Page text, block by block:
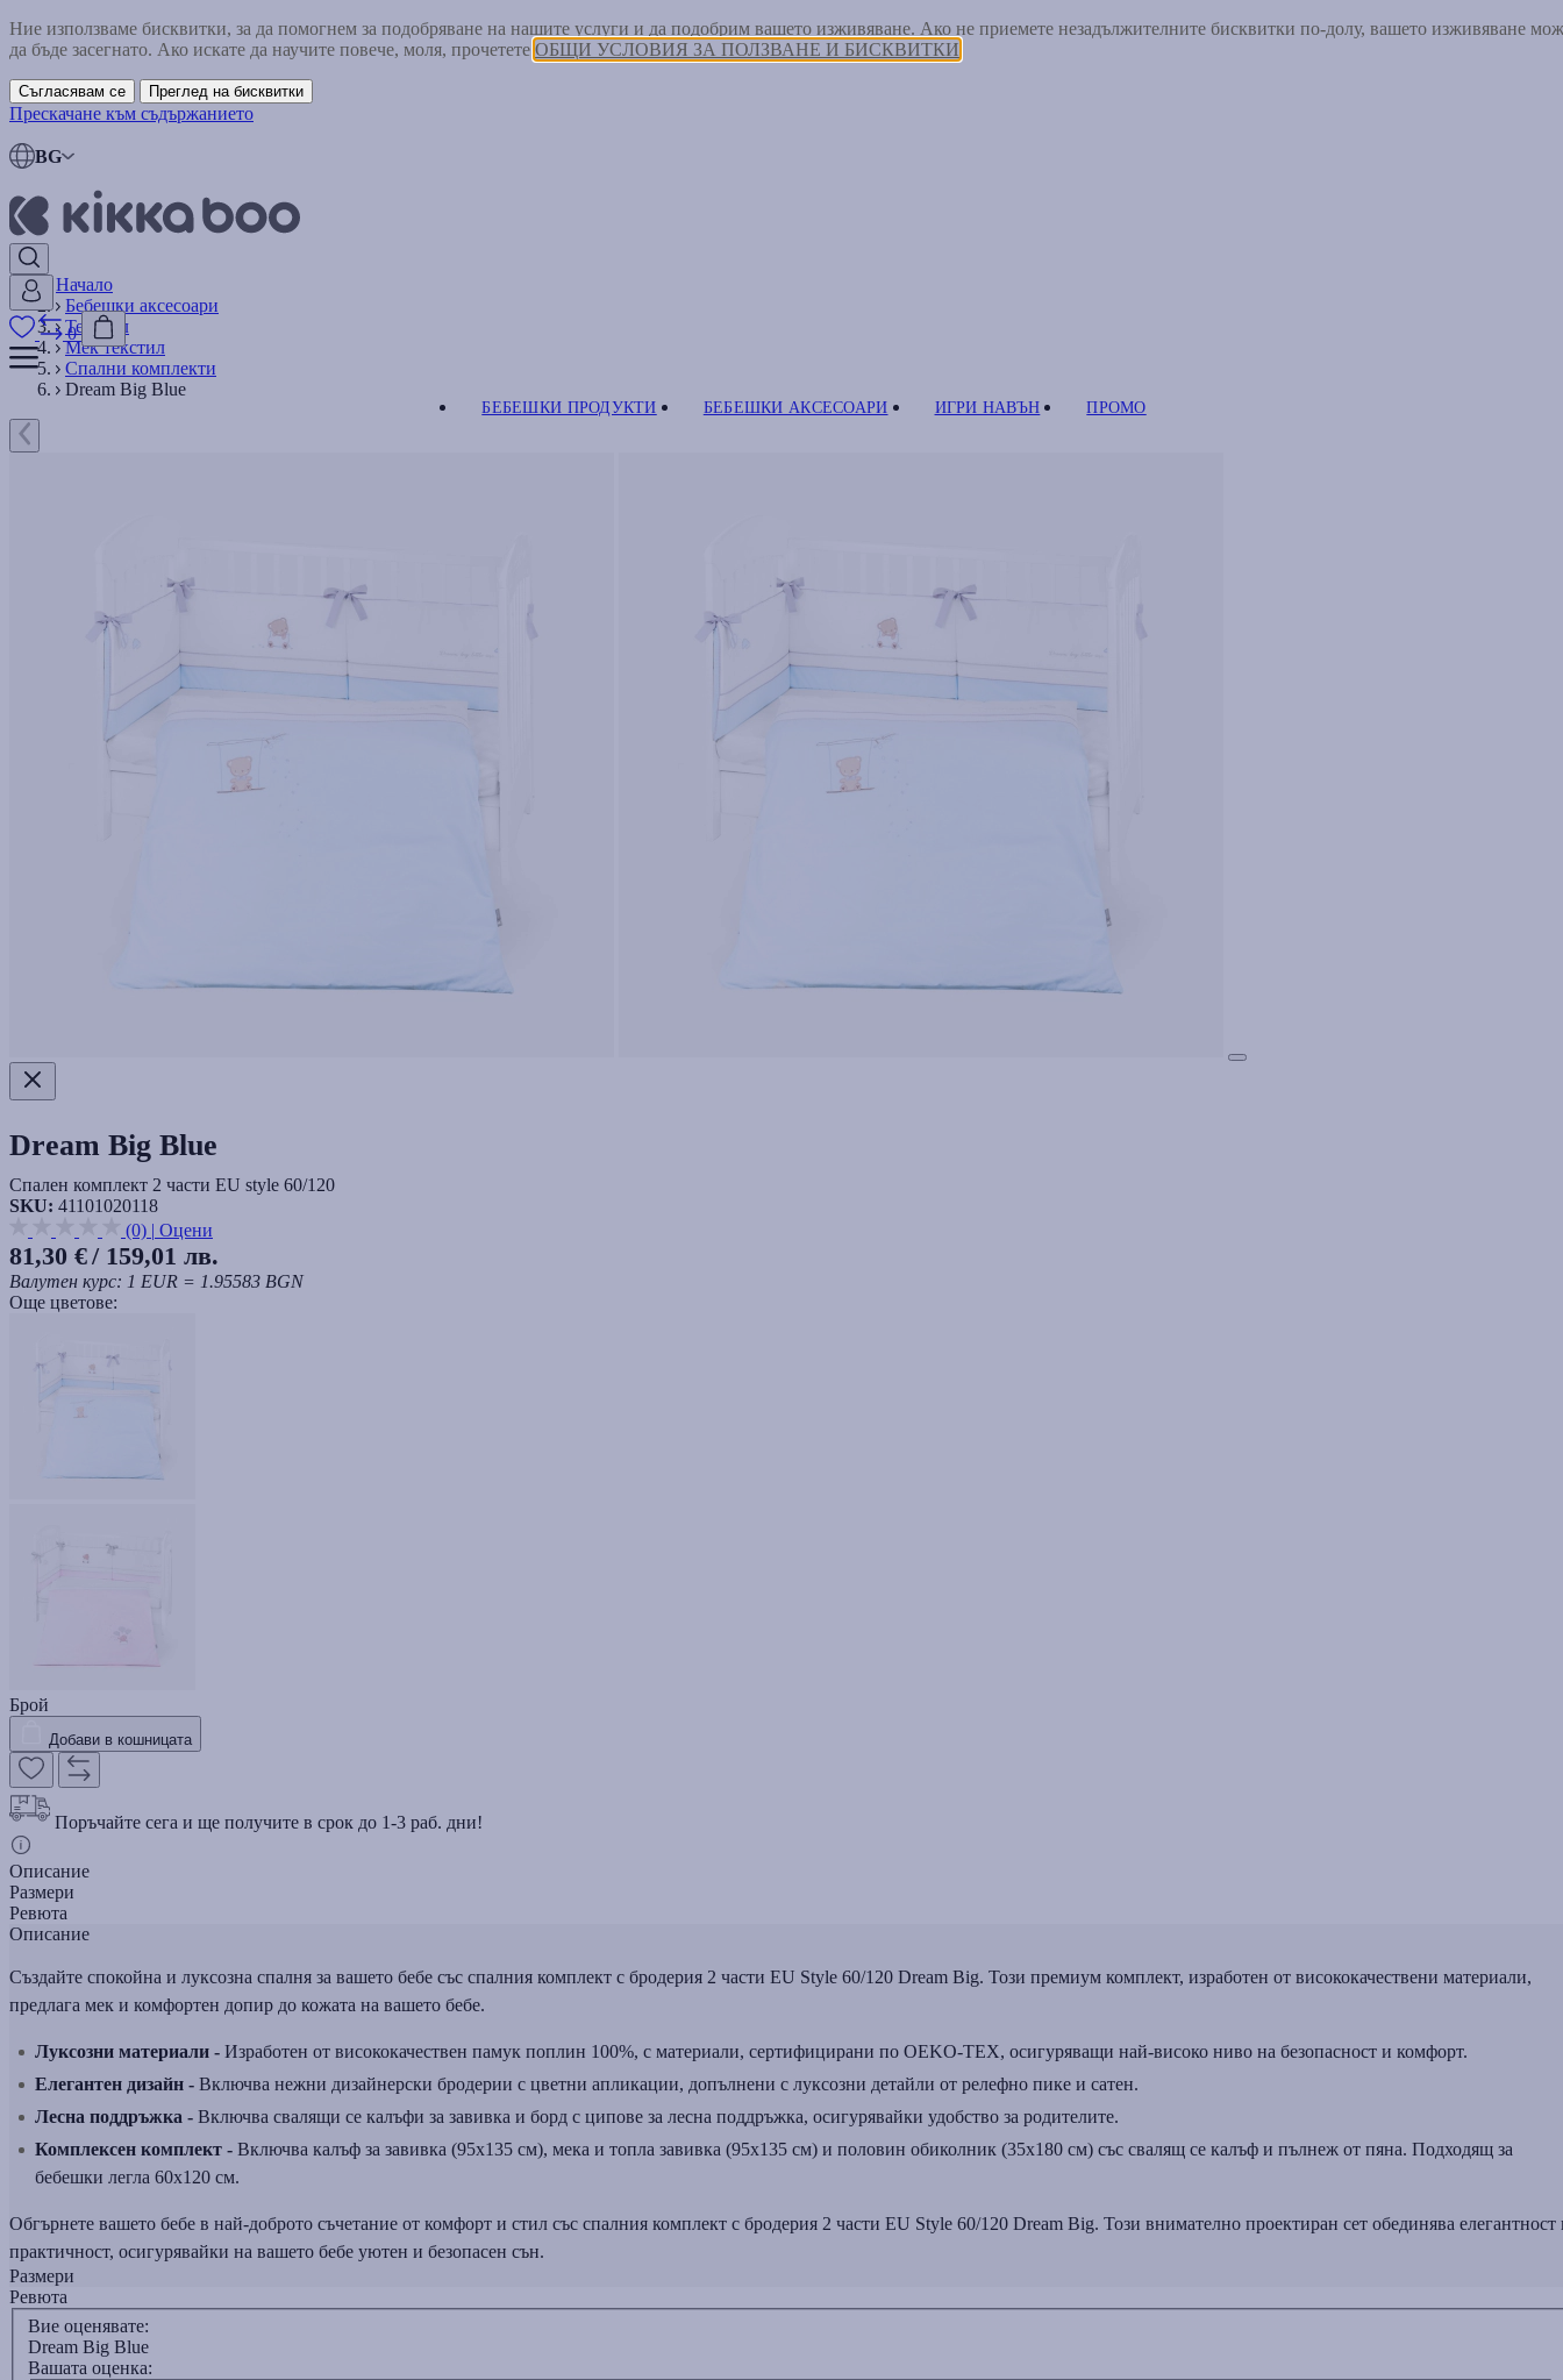
Ние използваме бисквитки, за да помогнем за подобряване на нашите услуги и да подобрим вашето изживяване. Ако не приемете незадължителните бисквитки по-долу, вашето изживяване
да бъде засегнато. Ако искате да научите повече, моля, прочетете ОБЩИ УСЛОВИЯ ЗА ПОЛЗВАНЕ И БИСКВИТКИ
Съгласявам се Преглед на бисквитки
Прескачане към съдържанието
BG
0
БЕБЕШКИ ПРОДУКТИ БЕБЕШКИ АКСЕСОАРИ ИГРИ НАВЪН ПРОМО
Начало
Бебешки аксесоари
Текстил
Мек текстил
Спални комплекти
Dream Big Blue
Dream Big Blue
Спален комплект 2 части EU style 60/120
SKU: 41101020118
(0) | Оцени
81,30 €/ 159,01 лв.
Валутен курс: 1 EUR = 1.95583 BGN
Още цветове:
Брой
Добави в кошницата
Поръчайте сега и ще получите в срок до 1-3 раб. дни!
Описание
Размери
Ревюта
Описание
Създайте спокойна и луксозна спалня за вашето бебе със спалния комплект с бродерия 2 части EU Style 60/120 Dream Big. Този премиум комплект, изработен от висококачествени материали,
предлага мек и комфортен допир до кожата на вашето бебе.
Луксозни материали - Изработен от висококачествен памук поплин 100%, с материали, сертифицирани по OEKO-TEX, осигуряващи най-високо ниво на безопасност и комфорт.
Елегантен дизайн - Включва нежни дизайнерски бродерии с цветни апликации, допълнени с луксозни детайли от релефно пике и сатен.
Лесна поддръжка - Включва свалящи се калъфи за завивка и борд с ципове за лесна поддръжка, осигурявайки удобство за родителите.
Комплексен комплект - Включва калъф за завивка (95x135 см), мека и топла завивка (95x135 см) и половин обиколник (35x180 см) със свалящ се калъф и пълнеж от пяна. Подходящ за
бебешки легла 60x120 см.
Обгърнете вашето бебе в най-доброто съчетание от комфорт и стил със спалния комплект с бродерия 2 части EU Style 60/120 Dream Big. Този внимателно проектиран сет обединява елегантност
практичност, осигурявайки на вашето бебе уютен и безопасен сън.
Размери
Ревюта
Вие оценявате:
Dream Big Blue
Вашата оценка: